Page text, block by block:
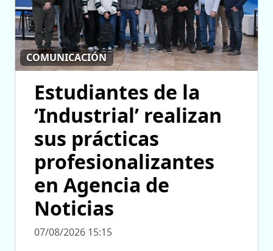
COMUNICACIÓN
Estudiantes de la
‘Industrial’ realizan
sus prácticas
profesionalizantes
en Agencia de
Noticias
07/08/2026 15:15